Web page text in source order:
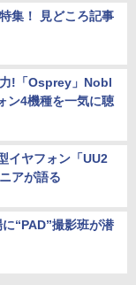
集！ 見どころ記事
!「Osprey」Nobl
ン4機種を一気に聴
イヤフォン「UU2
アが語る
“PAD”撮影班が潜